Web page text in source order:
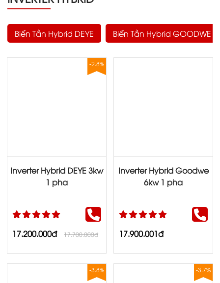
Biến Tần Hybrid DEYE Biến Tần Hybrid GOODWE
-2.8%
Inverter Hybrid DEYE 3kw
1 pha
17.200.000đ 17.700.000đ
Inverter Hybrid Goodwe
6kw 1 pha
17.900.001đ
-3.8% -3.7%